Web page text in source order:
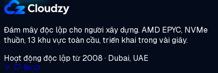
Đám mây độc lập cho người xây dựng.AMD EPYC, NVMe
thuần, 13 khu vực toàn cầu, triển khai trong vài giây.
Hoạt động độc lập từ 2008 · Dubai, UAE